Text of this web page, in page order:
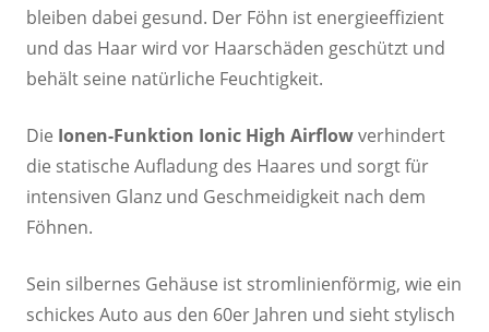
bleiben dabei gesund. Der Föhn ist energieeffizient
und das Haar wird vor Haarschäden geschützt und
behält seine natürliche Feuchtigkeit.
Die Ionen-Funktion Ionic High Airflowverhindert
die statische Aufladung des Haares und sorgt für
intensiven Glanz und Geschmeidigkeit nach dem
Föhnen.
Sein silbernes Gehäuse ist stromlinienförmig, wie ein
schickes Auto aus den 60er Jahren und sieht stylisch